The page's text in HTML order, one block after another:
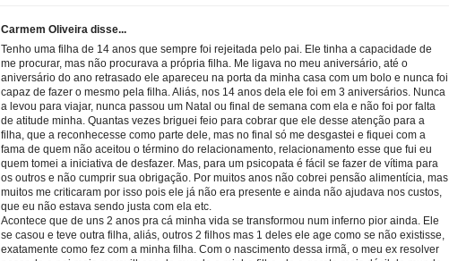
Carmem Oliveira disse...
Tenho uma filha de 14 anos que sempre foi rejeitada pelo pai. Ele tinha a capacidade de
me procurar, mas não procurava a própria filha. Me ligava no meu aniversário, até o
aniversário do ano retrasado ele apareceu na porta da minha casa com um bolo e nunca foi
capaz de fazer o mesmo pela filha. Aliás, nos 14 anos dela ele foi em 3 aniversários. Nunca
a levou para viajar, nunca passou um Natal ou final de semana com ela e não foi por falta
de atitude minha. Quantas vezes briguei feio para cobrar que ele desse atenção para a
filha, que a reconhecesse como parte dele, mas no final só me desgastei e fiquei com a
fama de quem não aceitou o término do relacionamento, relacionamento esse que fui eu
quem tomei a iniciativa de desfazer. Mas, para um psicopata é fácil se fazer de vítima para
os outros e não cumprir sua obrigação. Por muitos anos não cobrei pensão alimentícia, mas
muitos me criticaram por isso pois ele já não era presente e ainda não ajudava nos custos,
que eu não estava sendo justa com ela etc.
Acontece que de uns 2 anos pra cá minha vida se transformou num inferno pior ainda. Ele
se casou e teve outra filha, aliás, outros 2 filhos mas 1 deles ele age como se não existisse,
exatamente como fez com a minha filha. Com o nascimento dessa irmã, o meu ex resolver